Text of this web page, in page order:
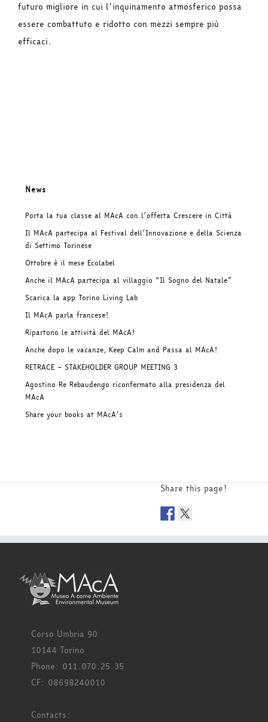
futuro migliore in cui l’inquinamento atmosferico possa
essere combattuto e ridotto con mezzi sempre più
efficaci.
News
Porta la tua classe al MAcA con l’offerta Crescere in Città
Il MAcA partecipa al Festival dell’Innovazione e della Scienza
di Settimo Torinese
Ottobre è il mese Ecolabel
Anche il MAcA partecipa al villaggio “Il Sogno del Natale”
Scarica la app Torino Living Lab
Il MAcA parla francese!
Ripartono le attività del MAcA!
Anche dopo le vacanze, Keep Calm and Passa al MAcA!
RETRACE – STAKEHOLDER GROUP MEETING 3
Agostino Re Rebaudengo riconfermato alla presidenza del
MAcA
Share your books at MAcA’s
Share this page!
Corso Umbria 90
10144 Torino
Phone: 011.070.25.35
CF: 08698240010
Contacts: